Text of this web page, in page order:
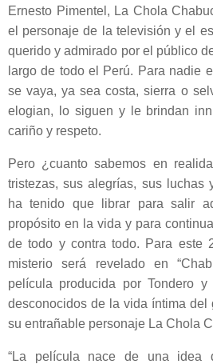
Ernesto Pimentel, La Chola
el personaje de la televisión y el
querido y admirado por el público
largo de todo el Perú. Para nadie
se vaya, ya sea costa, sierra o
elogian, lo siguen y le brindan
cariño y respeto.
Pero ¿cuanto sabemos en
tristezas, sus alegrías, sus luchas
ha tenido que librar para salir
propósito en la vida y para
de todo y contra todo. Para este
misterio será revelado en
película producida por Tondero y
desconocidos de la vida íntima del
su entrañable personaje La Chola
“La película nace de una idea